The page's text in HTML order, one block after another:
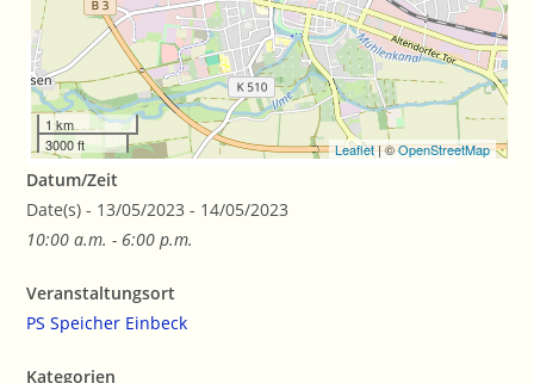
1 km
3000 ft
Leaflet| ©OpenStreetMap
Datum/Zeit
Date(s) - 13/05/2023 - 14/05/2023
10:00 a.m. - 6:00 p.m.
Veranstaltungsort
PS Speicher Einbeck
Kategorien